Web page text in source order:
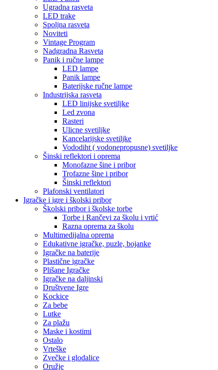
Ugradna rasveta
LED trake
Spoljna rasveta
Noviteti
Vintage Program
Nadgradna Rasveta
Panik i ručne lampe
LED lampe
Panik lampe
Baterijske ručne lampe
Industrijska rasveta
LED linijske svetiljke
Led zvona
Rasteri
Ulicne svetiljke
Kancelarijske svetiljke
Vododiht ( vodonepropusne) svetiljke
Šinski reflektori i oprema
Monofazne šine i pribor
Trofazne šine i pribor
Šinski reflektori
Plafonski ventilatori
Igračke i igre i školski pribor
Školski pribor i školske torbe
Torbe i Rančevi za školu i vrtić
Razna oprema za školu
Multimedijalna oprema
Edukativne igračke, puzle, bojanke
Igračke na baterije
Plastične igračke
Plišane Igračke
Igračke na daljinski
Društvene Igre
Kockice
Za bebe
Lutke
Za plažu
Maske i kostimi
Ostalo
Vrteške
Zvečke i glodalice
Oružje